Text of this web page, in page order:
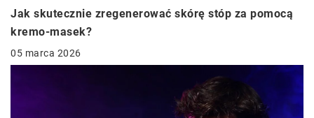
Jak skutecznie zregenerować skórę stóp za pomocą
kremo-masek?
05 marca 2026